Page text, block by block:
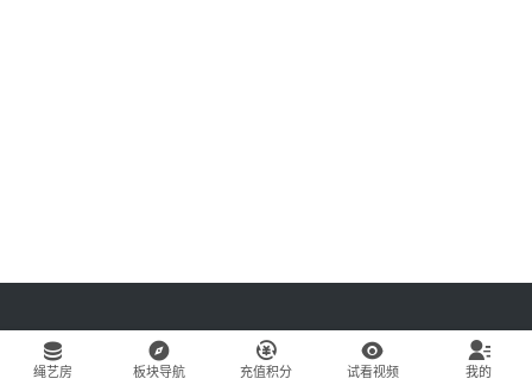
绳艺房 板块导航 充值积分 试看视频 我的